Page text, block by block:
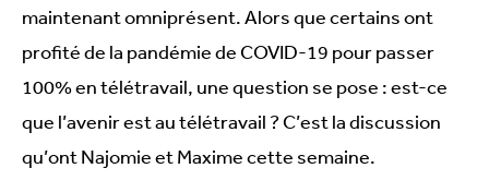
maintenant omniprésent. Alors que certains ont
profité de la pandémie de COVID-19 pour passer
100% en télétravail, une question se pose : est-ce
que l’avenir est au télétravail ? C’est la discussion
qu’ont Najomie et Maxime cette semaine.